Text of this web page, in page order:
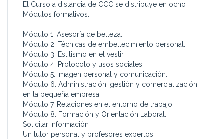
habilidades sociales.
Sobre los aspectos
para la comparecencia ante
públicos y audiencias.
En la adecuación de la
Técnico en relaciones
públicas.
Solicitar información
El Curso a distancia de CCC se distribuye en ocho
Módulos formativos:
Módulo 1. Asesoría de belleza.
Módulo 2. Técnicas de embellecimiento personal.
Módulo 3. Estilismo en el vestir.
Módulo 4. Protocolo y usos sociales.
Módulo 5. Imagen personal y comunicación.
Módulo 6. Administración, gestión y comercialización
en la pequeña empresa.
Módulo 7. Relaciones en el entorno de trabajo.
Módulo 8. Formación y Orientación Laboral.
Solicitar información
Un tutor personal y profesores expertos